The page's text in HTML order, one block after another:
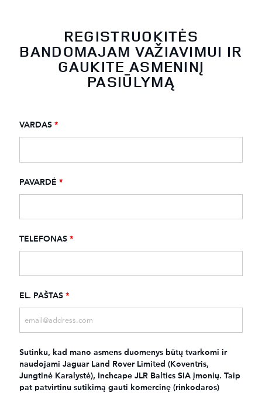
REGISTRUOKITĖS
BANDOMAJAM VAŽIAVIMUI IR
GAUKITE ASMENINĮ
PASIŪLYMĄ
VARDAS *
PAVARDĖ *
TELEFONAS *
EL. PAŠTAS *
Sutinku, kad mano asmens duomenys būtų tvarkomi ir
naudojami Jaguar Land Rover Limited (Koventris,
Jungtinė Karalystė), Inchcape JLR Baltics SIA įmonių. Taip
pat patvirtinu sutikimą gauti komercinę (rinkodaros)